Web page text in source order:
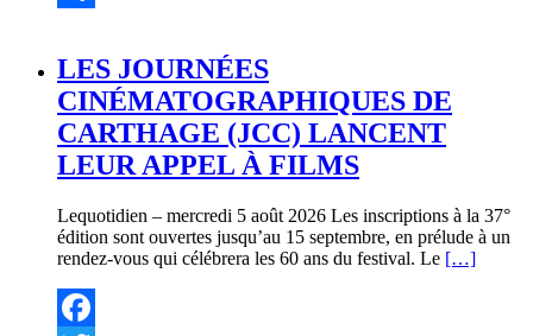
LES JOURNÉES
CINÉMATOGRAPHIQUES DE
CARTHAGE (JCC) LANCENT
LEUR APPEL À FILMS
Lequotidien – mercredi 5 août 2026 Les inscriptions à la 37°
édition sont ouvertes jusqu’au 15 septembre, en prélude à un
rendez-vous qui célébrera les 60 ans du festival. Le […]